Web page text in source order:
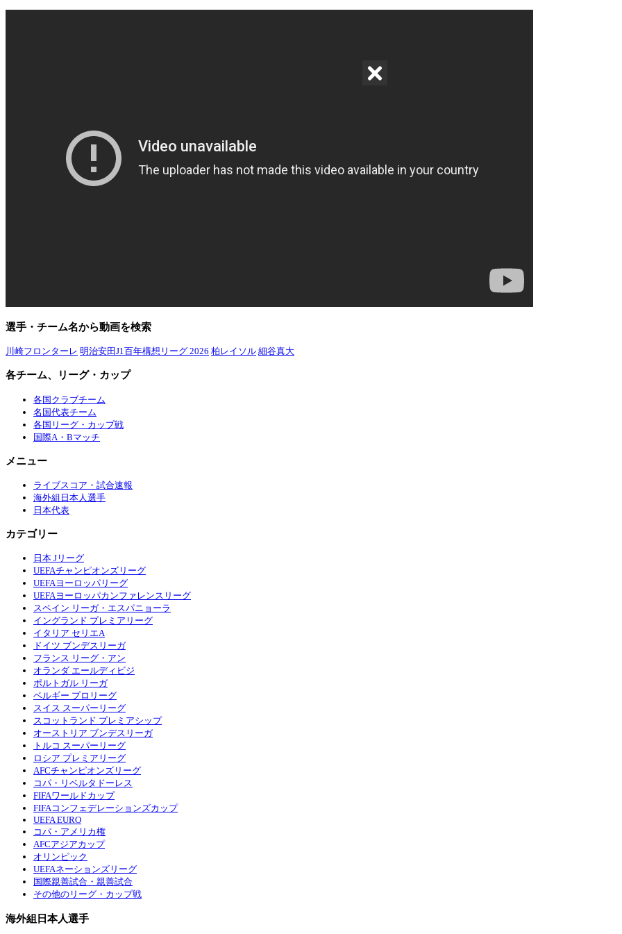
選手・チーム名から動画を検索
川崎フロンターレ 明治安田J1百年構想リーグ 2026 柏レイソル 細谷真大
各チーム、リーグ・カップ
各国クラブチーム
名国代表チーム
各国リーグ・カップ戦
国際A・Bマッチ
メニュー
ライブスコア・試合速報
海外組日本人選手
日本代表
カテゴリー
日本 Jリーグ
UEFAチャンピオンズリーグ
UEFAヨーロッパリーグ
UEFAヨーロッパカンファレンスリーグ
スペイン リーガ・エスパニョーラ
イングランド プレミアリーグ
イタリア セリエA
ドイツ ブンデスリーガ
フランス リーグ・アン
オランダ エールディビジ
ポルトガル リーガ
ベルギー プロリーグ
スイス スーパーリーグ
スコットランド プレミアシップ
オーストリア ブンデスリーガ
トルコ スーパーリーグ
ロシア プレミアリーグ
AFCチャンピオンズリーグ
コパ・リベルタドーレス
FIFAワールドカップ
FIFAコンフェデレーションズカップ
UEFA EURO
コパ・アメリカ権
AFCアジアカップ
オリンピック
UEFAネーションズリーグ
国際親善試合・親善試合
その他のリーグ・カップ戦
海外組日本人選手